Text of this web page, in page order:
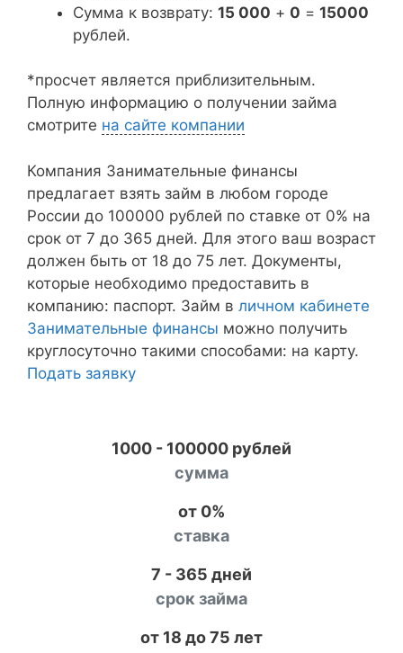
Сумма к возврату: 15 000 + 0 = 15000
рублей.
*просчет является приблизительным.
Полную информацию о получении займа
смотрите на сайте компании
Компания Занимательные финансы
предлагает взять займ в любом городе
России до 100000 рублей по ставке от 0% на
срок от 7 до 365 дней. Для этого ваш возраст
должен быть от 18 до 75 лет. Документы,
которые необходимо предоставить в
компанию: паспорт. Займ в личном кабинете
Занимательные финансы можно получить
круглосуточно такими способами: на карту.
Подать заявку
1000 - 100000 рублей
сумма
от 0%
ставка
7 - 365 дней
срок займа
от 18 до 75 лет